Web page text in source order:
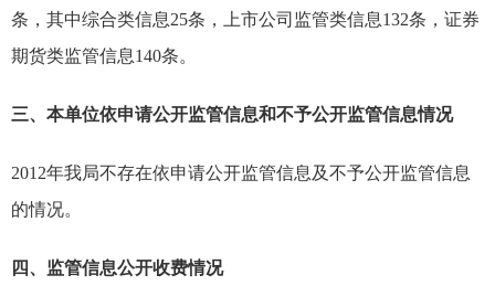
条，其中综合类信息25条，上市公司监管类信息132条，证券
期货类监管信息140条。
三、本单位依申请公开监管信息和不予公开监管信息情况
2012年我局不存在依申请公开监管信息及不予公开监管信息
的情况。
四、监管信息公开收费情况